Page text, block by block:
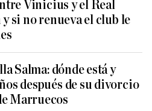
Vinicius y el Real
si no renueva el club le
Salma: dónde está y
después de su divorcio
Marruecos